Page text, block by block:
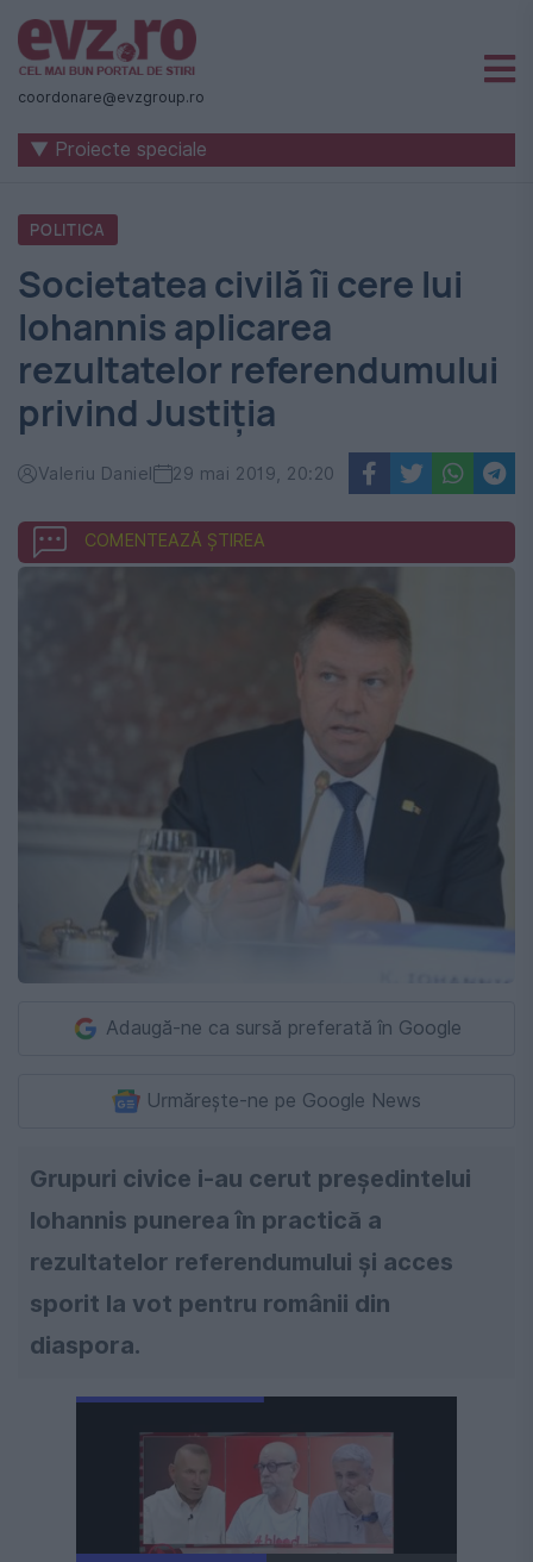
Știri
naționale
internaționale
România
-
Evenimentul
Zilei
coordonare@evzgroup.ro
▼ Proiecte speciale
POLITICA
Societatea civilă îi cere lui
Iohannis aplicarea
rezultatelor referendumului
privind Justiția
Valeriu Daniel 29 mai 2019, 20:20
COMENTEAZĂ ȘTIREA
Adaugă-ne ca sursă preferată în Google
Urmărește-ne pe Google News
Grupuri civice i-au cerut președintelui
Iohannis punerea în practică a
rezultatelor referendumului şi acces
sporit la vot pentru românii din
diaspora.